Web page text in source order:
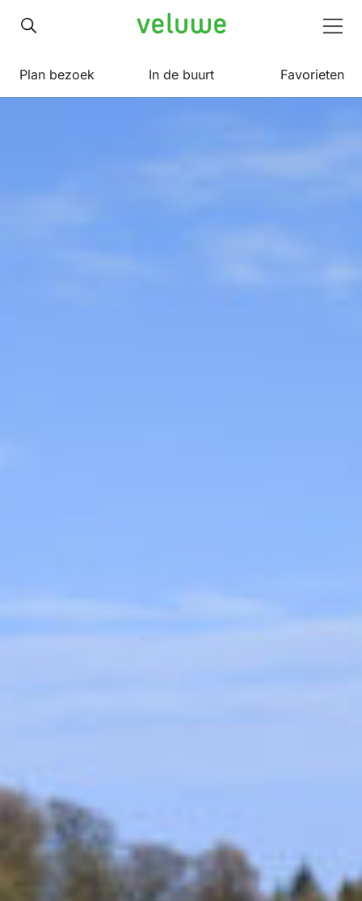
Veluwe
Plan bezoek In de buurt Favorieten